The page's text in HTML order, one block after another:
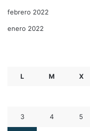
febrero 2022
enero 2022
L M X
3 4 5